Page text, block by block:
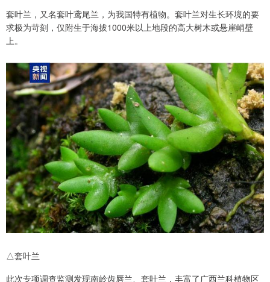
套叶兰，又名套叶鸢尾兰，为我国特有植物。套叶兰对生长环境的要
求极为苛刻，仅附生于海拔1000米以上地段的高大树木或悬崖峭壁
上。
△套叶兰
此次专项调查监测发现南岭齿唇兰、套叶兰，丰富了广西兰科植物区